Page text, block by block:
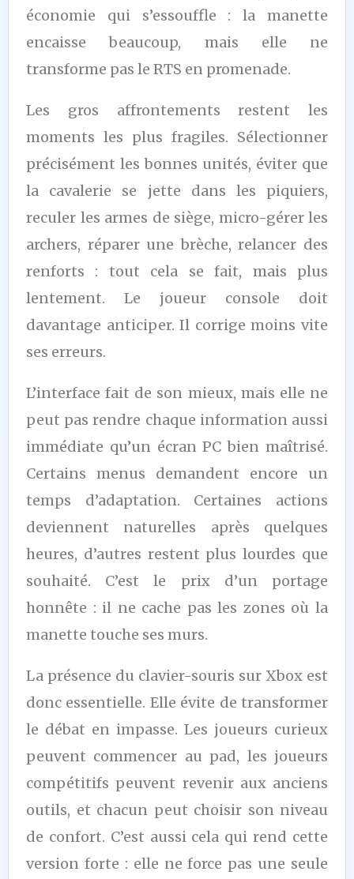
économie qui s’essouffle : la manette
encaisse beaucoup, mais elle ne
transforme pas le RTS en promenade.
Les gros affrontements restent les
moments les plus fragiles. Sélectionner
précisément les bonnes unités, éviter que
la cavalerie se jette dans les piquiers,
reculer les armes de siège, micro-gérer les
archers, réparer une brèche, relancer des
renforts : tout cela se fait, mais plus
lentement. Le joueur console doit
davantage anticiper. Il corrige moins vite
ses erreurs.
L’interface fait de son mieux, mais elle ne
peut pas rendre chaque information aussi
immédiate qu’un écran PC bien maîtrisé.
Certains menus demandent encore un
temps d’adaptation. Certaines actions
deviennent naturelles après quelques
heures, d’autres restent plus lourdes que
souhaité. C’est le prix d’un portage
honnête : il ne cache pas les zones où la
manette touche ses murs.
La présence du clavier-souris sur Xbox est
donc essentielle. Elle évite de transformer
le débat en impasse. Les joueurs curieux
peuvent commencer au pad, les joueurs
compétitifs peuvent revenir aux anciens
outils, et chacun peut choisir son niveau
de confort. C’est aussi cela qui rend cette
version forte : elle ne force pas une seule